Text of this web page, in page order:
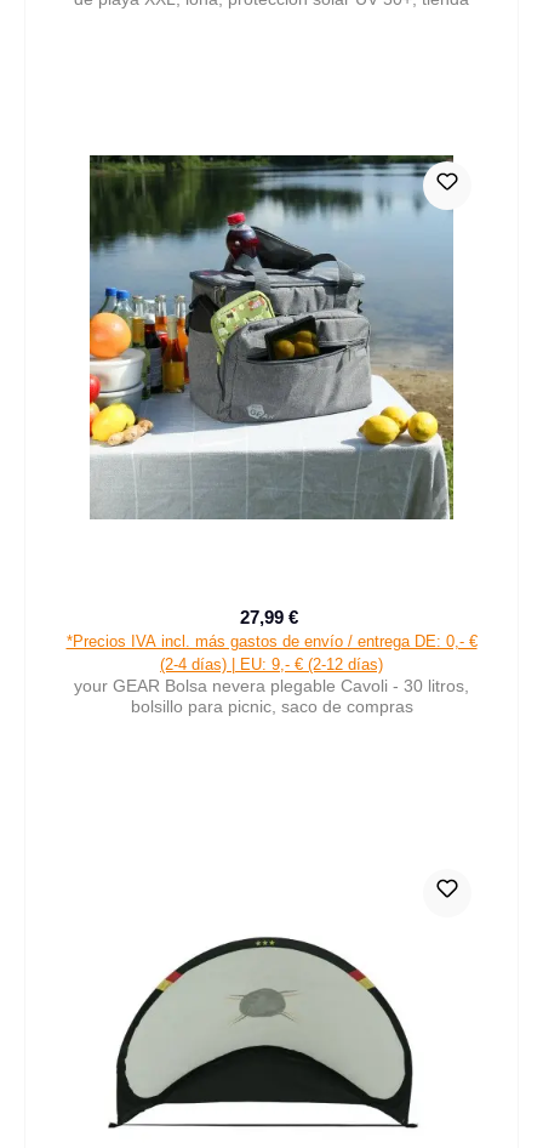
Precio de venta:
27,99 €
*Precios IVA incl. más gastos de envío / entrega DE: 0,- €
(2-4 días) | EU: 9,- € (2-12 días)
your GEAR Bolsa nevera plegable Cavoli - 30 litros,
bolsillo para picnic, saco de compras